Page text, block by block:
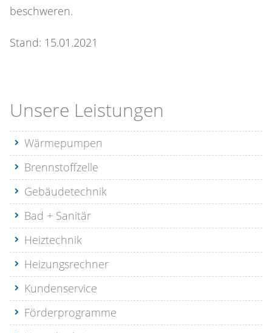
beschweren.
Stand: 15.01.2021
Unsere Leistungen
Wärmepumpen
Brennstoffzelle
Gebäudetechnik
Bad + Sanitär
Heiztechnik
Heizungsrechner
Kundenservice
Förderprogramme